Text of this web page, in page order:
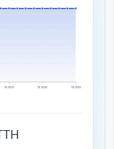
T4 2023 T4 2024 T4 2025